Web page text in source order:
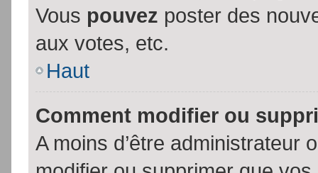
Vous pouvez poster des
aux votes, etc.
Haut
Comment modifier ou
A moins d’être administrateur